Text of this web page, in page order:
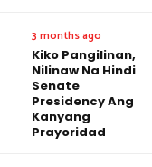
3 months ago
Kiko Pangilinan,
Nilinaw Na Hindi
Senate
Presidency Ang
Kanyang
Prayoridad